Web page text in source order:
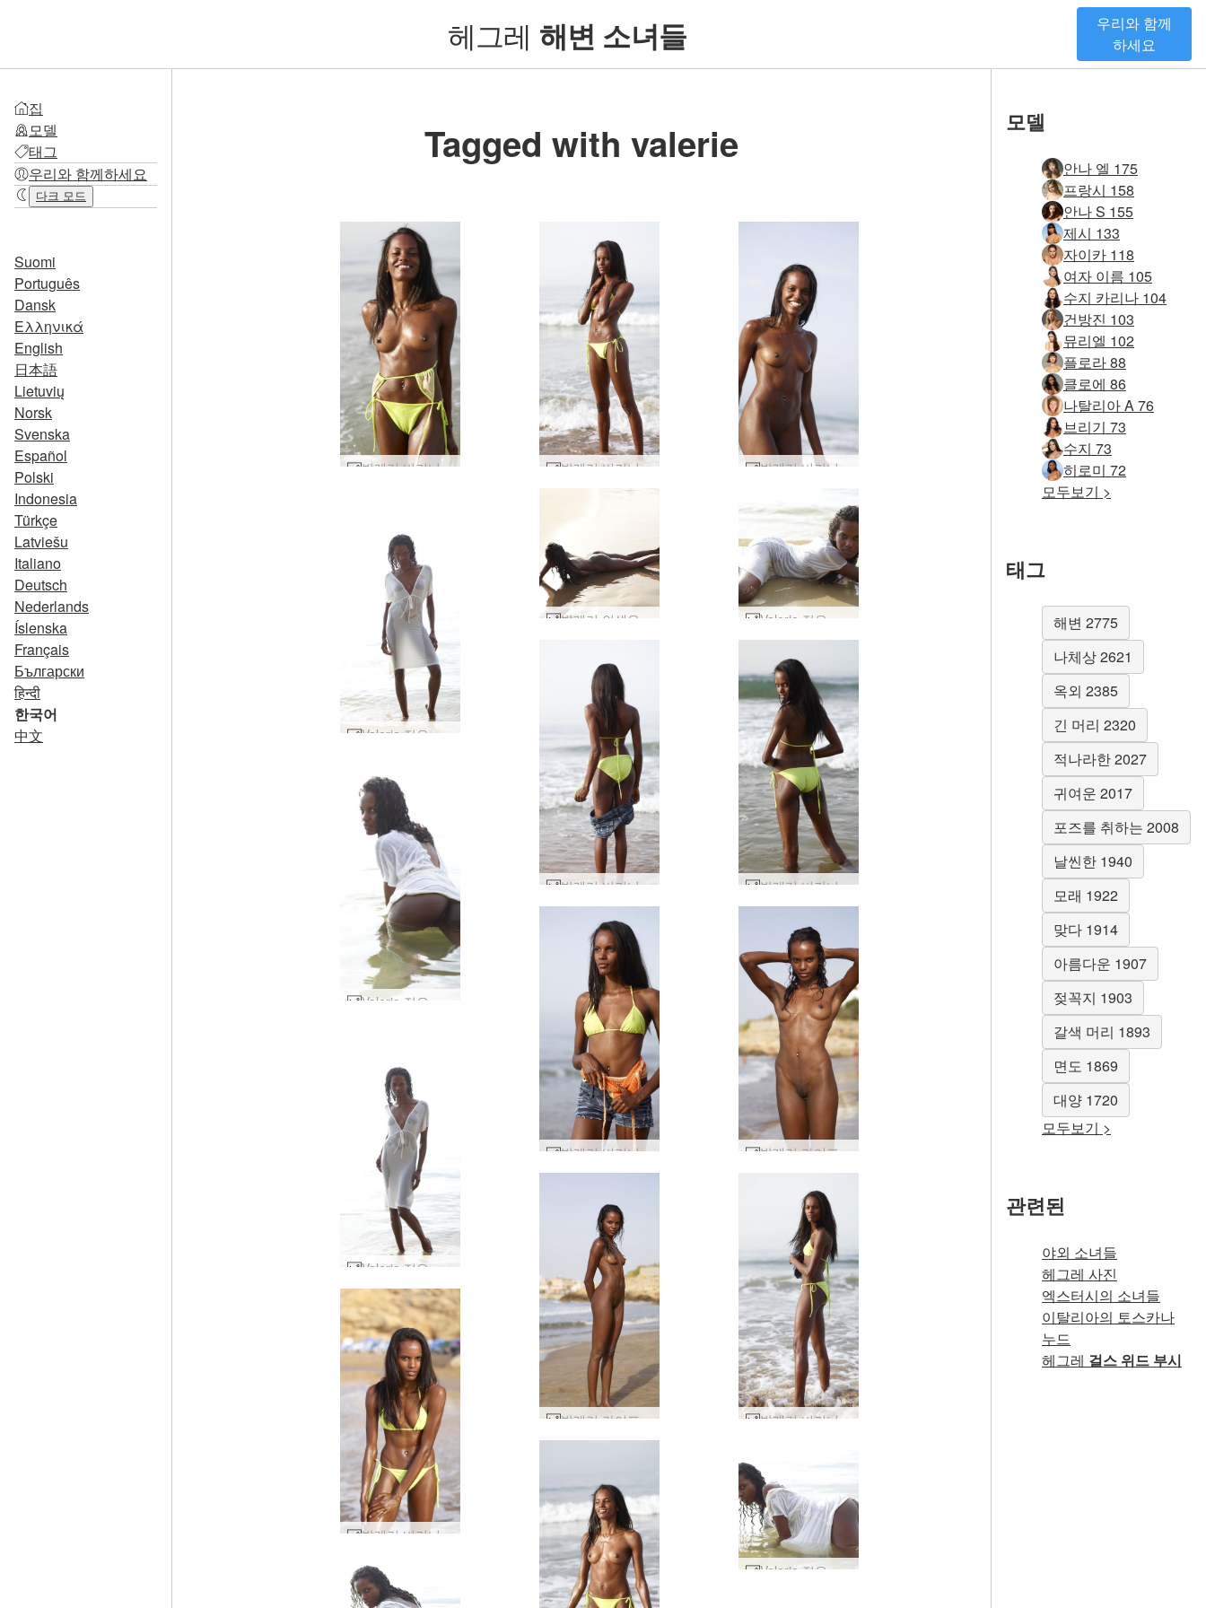
헤그레 해변 소녀들
우리와 함께
하세요
집
모델
태그
우리와 함께하세요
다크 모드
Suomi
Português
Dansk
Ελληνικά
English
日本語
Lietuvių
Norsk
Svenska
Español
Polski
Indonesia
Türkçe
Latviešu
Italiano
Deutsch
Nederlands
Íslenska
Français
Български
हिन्दी
한국어
中文
Tagged with valerie
발레리 비키니 비치 뷰티 #50 발레리 비키니 비치 뷰티 #23
Valerie 젖은 에 화이트 #55
발레리 비키니 비치 뷰티 #19 발레리 비키니 비치 뷰티 #39
발레리 비키니 비치 뷰티 #10
Valerie 젖은 에 화이트 #58
발레리 라이프 가드 #18 발레리 비키니 비치 뷰티 #22
발레리 비키니 비치 뷰티 #30
Valerie 젖은 에 화이트 #50
모델
안나 엘 175
프랑시 158
안나 S 155
제시 133
자이카 118
여자 이름 105
수지 카리나 104
건방진 103
뮤리엘 102
플로라 88
클로에 86
나탈리아 A 76
브리기 73
수지 73
히로미 72
모두보기 >
태그
해변 2775
나체상 2621
옥외 2385
긴 머리 2320
적나라한 2027
귀여운 2017
포즈를 취하는 2008
날씬한 1940
모래 1922
맞다 1914
아름다운 1907
젖꼭지 1903
갈색 머리 1893
면도 1869
대양 1720
모두보기 >
관련된
야외 소녀들
헤그레 사진
엑스터시의 소녀들
이탈리아의 토스카나
누드
헤그레 걸스 위드 부시